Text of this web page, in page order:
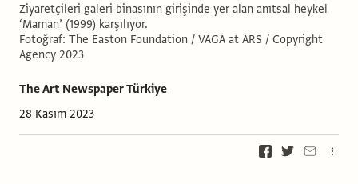
The Art Newspaper Türkiye
28 Kasım 2023
Ziyaretçileri galeri binasının girişinde yer alan anıtsal heykel
‘Maman’ (1999) karşılıyor.
Fotoğraf: The Easton Foundation / VAGA at ARS / Copyright
Agency 2023